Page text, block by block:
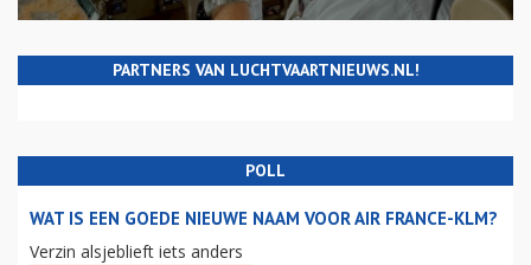
PARTNERS VAN LUCHTVAARTNIEUWS.NL!
POLL
WAT IS EEN GOEDE NIEUWE NAAM VOOR AIR FRANCE-KLM?
Verzin alsjeblieft iets anders